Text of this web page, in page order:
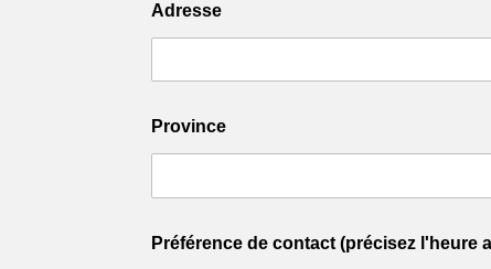
Adresse
Province
Préférence de contact (précisez l'heure